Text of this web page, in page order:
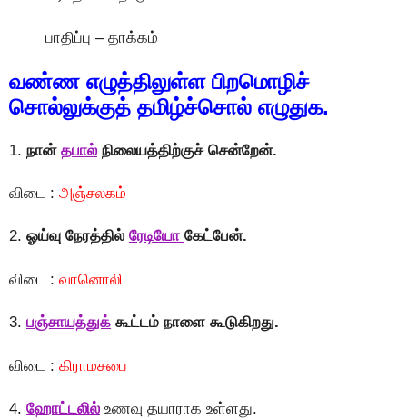
பாதிப்பு – தாக்கம்
வண்ண எழுத்திலுள்ள பிறமொழிச்
சொல்லுக்குத் தமிழ்ச்சொல் எழுதுக.
1. நான் தபால் நிலையத்திற்குச் சென்றேன்.
விடை : அஞ்சலகம்
2. ஓய்வு நேரத்தில் ரேடியோ கேட்பேன்.
விடை : வானொலி
3. பஞ்சாயத்துக் கூட்டம் நாளை கூடுகிறது.
விடை : கிராமசபை
4. ஹோட்டலில் உணவு தயாராக உள்ளது.